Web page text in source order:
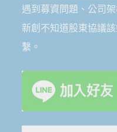
遇到募資問題、公司架
新創不知道股東協議
繫。